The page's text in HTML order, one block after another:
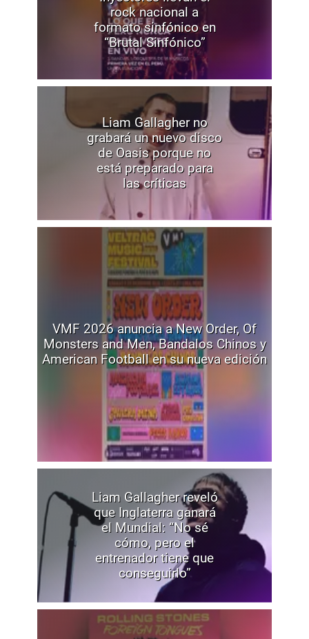
rock nacional a
formato sinfónico en
“Brutal Sinfónico”
Liam Gallagher no
grabará un nuevo disco
de Oasis porque no
está preparado para
las críticas
VMF 2026 anuncia a New Order, Of
Monsters and Men, Bandalos Chinos y
American Football en su nueva edición
Liam Gallagher reveló
que Inglaterra ganará
el Mundial: “No sé
cómo, pero el
entrenador tiene que
conseguirlo”